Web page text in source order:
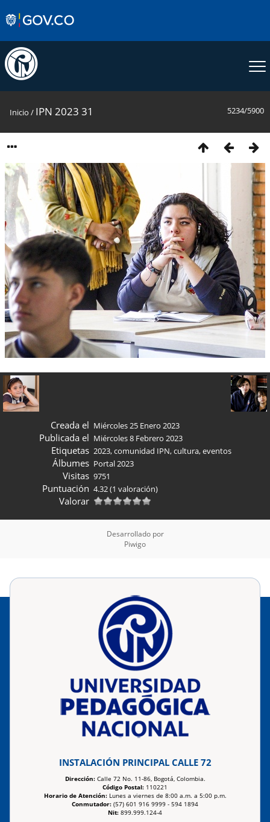
5234/5900
Inicio / IPN 2023 31
Creada el Miércoles 25 Enero 2023
Publicada el Miércoles 8 Febrero 2023
Etiquetas 2023,comunidad IPN,cultura,eventos
Álbumes Portal 2023
Visitas 9751
Puntuación 4.32(1 valoración)
Valorar
Desarrollado por
Piwigo
INSTALACIÓN PRINCIPAL CALLE 72
Dirección:Calle 72 No. 11-86, Bogotá, Colombia.
Código Postal: 110221
Horario de Atención:Lunes a viernes de 8:00 a.m. a 5:00 p.m.
Conmutador: (57) 601 916 9999 - 594 1894
Nit: 899.999.124-4